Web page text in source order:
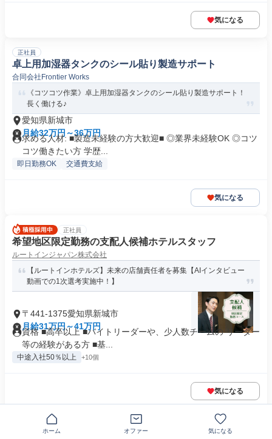
気になる
正社員
卓上用加湿器タンクのシール貼り製造サポート
合同会社Frontier Works
《コツコツ作業》卓上用加湿器タンクのシール貼り製造サポート！
長く働ける♪
愛知県新城市
月給32万円～36万円
求める人材: ■製造未経験の方大歓迎■ ◎業界未経験OK ◎コツ
コツ働きたい方 学歴...
即日勤務OK 交通費支給
気になる
正社員
希望地区限定勤務の支配人候補ホテルスタッフ
ルートインジャパン株式会社
【ルートインホテルズ】未来の店舗責任者を募集【AIインタビュー
動画での1次選考実施中！】
〒441-1375愛知県新城市
月給31万円～41万円
資格 ■高卒以上 ■バイトリーダーや、少人数チームの リーダー
等の経験がある方 ■基...
中途入社50％以上 +10個
気になる
この企業の類似求人を見る
ホーム オファー 気になる